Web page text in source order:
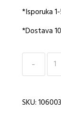
*Isporuka
*Dostava
A
SKU: